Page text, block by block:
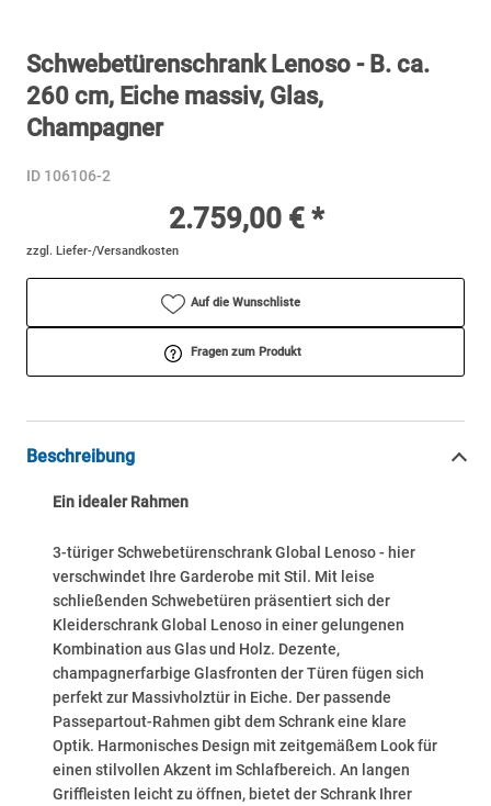
Schwebetürenschrank Lenoso - B. ca.
260 cm, Eiche massiv, Glas,
Champagner
ID 106106-2
2.759,00 € *
zzgl. Liefer-/Versandkosten
Auf die Wunschliste
Fragen zum Produkt
Beschreibung
Ein idealer Rahmen
3-türiger Schwebetürenschrank Global Lenoso - hier
verschwindet Ihre Garderobe mit Stil. Mit leise
schließenden Schwebetüren präsentiert sich der
Kleiderschrank Global Lenoso in einer gelungenen
Kombination aus Glas und Holz. Dezente,
champagnerfarbige Glasfronten der Türen fügen sich
perfekt zur Massivholztür in Eiche. Der passende
Passepartout-Rahmen gibt dem Schrank eine klare
Optik. Harmonisches Design mit zeitgemäßem Look für
einen stilvollen Akzent im Schlafbereich. An langen
Griffleisten leicht zu öffnen, bietet der Schrank Ihrer